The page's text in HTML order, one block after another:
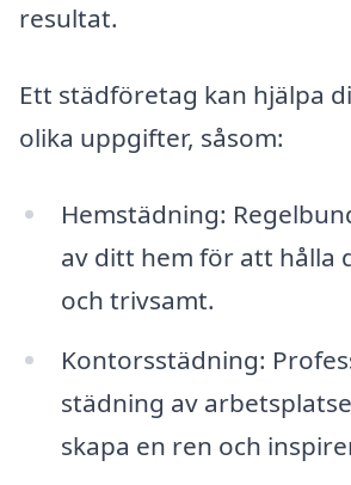
resultat.
Ett städföretag kan hjälpa
olika uppgifter, såsom:
Hemstädning:
av ditt hem för att hålla
och trivsamt.
Kontorsstädning:
städning av
skapa en ren och